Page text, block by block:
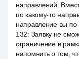
направлений.
по какому-то
направление вы по
132: Заявку не
ограничение в
напомнить о том,